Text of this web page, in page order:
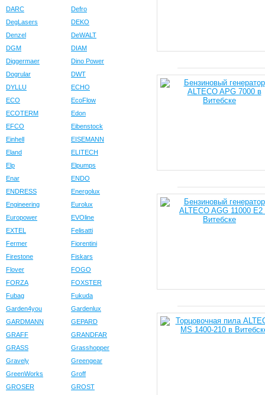
DARC
Defro
DegLasers
DEKO
Denzel
DeWALT
DGM
DIAM
Diggermaer
Dino Power
Dogrular
DWT
DYLLU
ECHO
ECO
EcoFlow
ECOTERM
Edon
EFCO
Eibenstock
Einhell
EISEMANN
Eland
ELITECH
Elp
Elpumps
Enar
ENDO
ENDRESS
Energolux
Engineering
Eurolux
Europower
EVOline
EXTEL
Felisatti
Fermer
Fiorentini
Firestone
Fiskars
Flover
FOGO
FORZA
FOXSTER
Fubag
Fukuda
Garden4you
Gardenlux
GARDMANN
GEPARD
GRAFF
GRANDFAR
GRASS
Grasshopper
Gravely
Greengear
GreenWorks
Groff
GROSER
GROST